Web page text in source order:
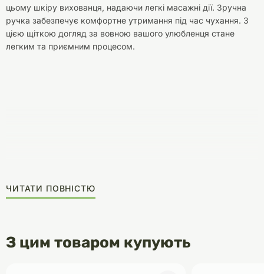
цьому шкіру вихованця, надаючи легкі масажні дії. Зручна
ручка забезпечує комфортне утримання під час чухання. З
цією щіткою догляд за вовною вашого улюбленця стане
легким та приємним процесом.
ЧИТАТИ ПОВНІСТЮ
З цим товаром купують